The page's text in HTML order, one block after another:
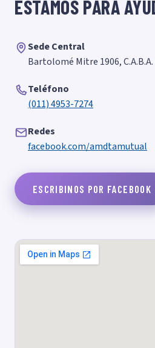
ESTAMOS PARA
Sede Central
Bartolomé Mitre 1906, C.A.B.A.
Teléfono
(011) 4953-7274
Redes
facebook.com/amdtamutual
ESCRIBINOS POR FACEBOOK